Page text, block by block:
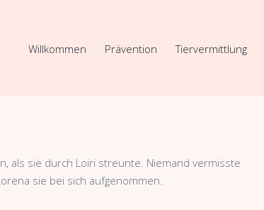
Willkommen Prävention Tiervermittlung
als sie durch Loiri streunte. Niemand vermisste
sie bei sich aufgenommen.